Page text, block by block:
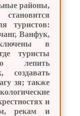
районы,
туристов:
Ванфук,
в
туристы
лепить
создавать
зя; также
и
рекам и